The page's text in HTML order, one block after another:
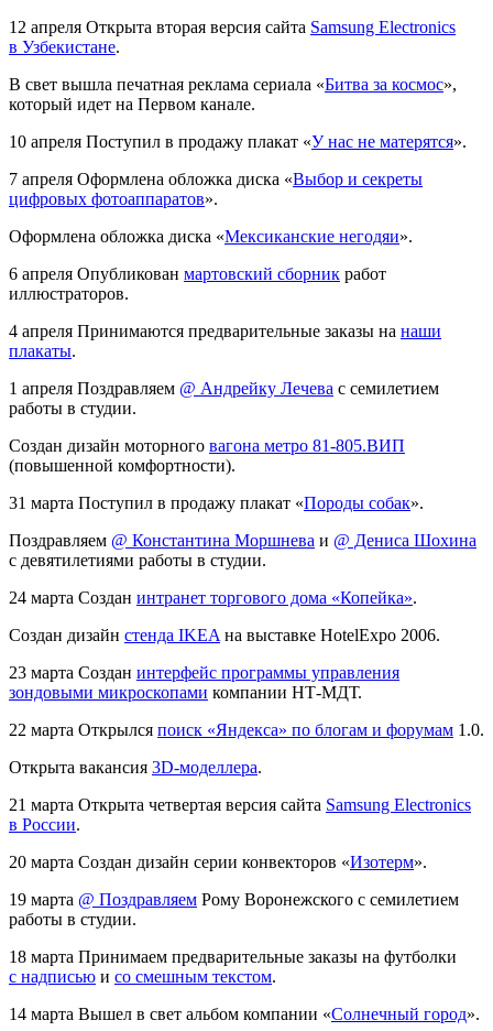
12 апреля Открыта вторая версия сайта Samsung Electronics
в Узбекистане.
В свет вышла печатная реклама сериала «Битва за космос»,
который идет на Первом канале.
10 апреля Поступил в продажу плакат «У нас не матерятся».
7 апреля Оформлена обложка диска «Выбор и секреты
цифровых фотоаппаратов».
Оформлена обложка диска «Мексиканские негодяи».
6 апреля Опубликован мартовский сборник работ
иллюстраторов.
4 апреля Принимаются предварительные заказы на наши
плакаты.
1 апреля Поздравляем @ Андрейку Лечева с семилетием
работы в студии.
Создан дизайн моторного вагона метро 81-805.ВИП
(повышенной комфортности).
31 марта Поступил в продажу плакат «Породы собак».
Поздравляем @ Константина Моршнева и @ Дениса Шохина
с девятилетиями работы в студии.
24 марта Создан интранет торгового дома «Копейка».
Создан дизайн стенда IKEA на выставке HotelExpo 2006.
23 марта Создан интерфейс программы управления
зондовыми микроскопами компании НТ-МДТ.
22 марта Открылся поиск «Яндекса» по блогам и форумам 1.0.
Открыта вакансия 3D-моделлера.
21 марта Открыта четвертая версия сайта Samsung Electronics
в России.
20 марта Создан дизайн серии конвекторов «Изотерм».
19 марта @ Поздравляем Рому Воронежского с семилетием
работы в студии.
18 марта Принимаем предварительные заказы на футболки
с надписью и со смешным текстом.
14 марта Вышел в свет альбом компании «Солнечный город».